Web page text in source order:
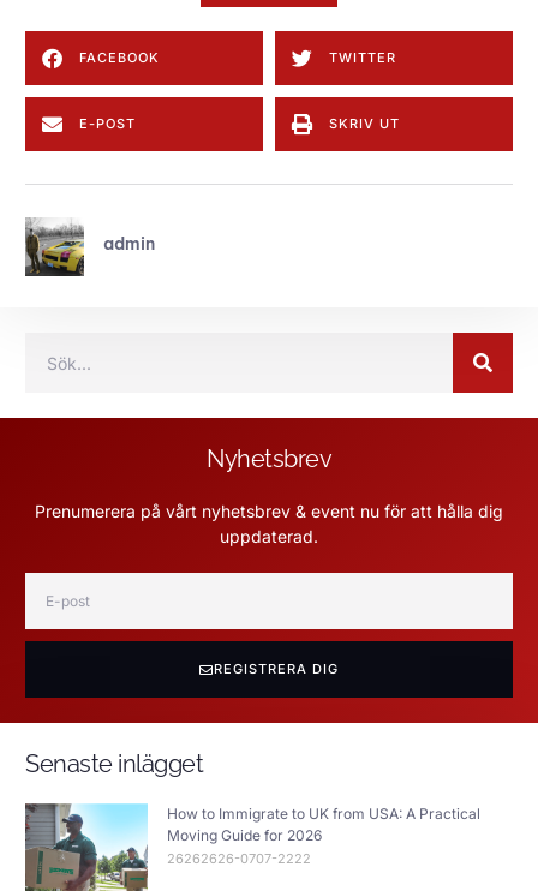
FACEBOOK TWITTER
E-POST SKRIV UT
admin
Nyhetsbrev
Prenumerera på vårt nyhetsbrev & event nu för att hålla dig
uppdaterad.
REGISTRERA DIG
Senaste inlägget
How to Immigrate to UK from USA: A Practical
Moving Guide for 2026
26262626-0707-2222